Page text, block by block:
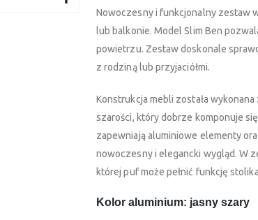
Nowoczesny i funkcjonalny zestaw
lub balkonie. Model Slim Ben
powietrzu. Zestaw doskonale
z rodziną lub przyjaciółmi.
Konstrukcja mebli została
szarości, który dobrze komponuje
zapewniają aluminiowe elementy
nowoczesny i elegancki wygląd. W
której puf może pełnić funkcję
Kolor aluminium: jasny szary